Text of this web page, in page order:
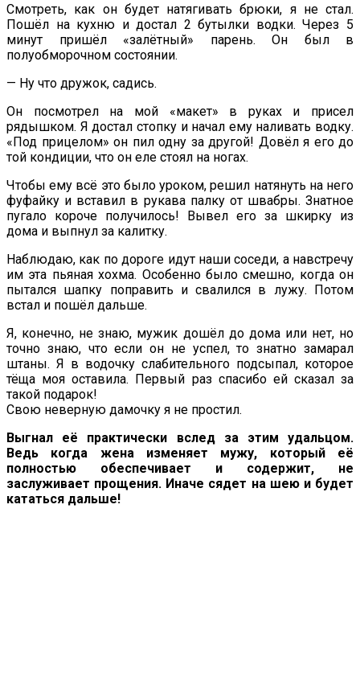
Смотреть, как он будет натягивать брюки, я не стал.
Пошёл на кухню и достал 2 бутылки водки. Через 5
минут пришёл «залётный» парень. Он был в
полуобморочном состоянии.
— Ну что дружок, садись.
Он посмотрел на мой «макет» в руках и присел
рядышком. Я достал стопку и начал ему наливать водку.
«Под прицелом» он пил одну за другой! Довёл я его до
той кондиции, что он еле стоял на ногах.
Чтобы ему всё это было уроком, решил натянуть на него
фуфайку и вставил в рукава палку от швабры. Знатное
пугало короче получилось! Вывел его за шкирку из
дома и выпнул за калитку.
Наблюдаю, как по дороге идут наши соседи, а навстречу
им эта пьяная хохма. Особенно было смешно, когда он
пытался шапку поправить и свалился в лужу. Потом
встал и пошёл дальше.
Я, конечно, не знаю, мужик дошёл до дома или нет, но
точно знаю, что если он не успел, то знатно замарал
штаны. Я в водочку слабительного подсыпал, которое
тёща моя оставила. Первый раз спасибо ей сказал за
такой подарок!
Свою неверную дамочку я не простил.
Выгнал её практически вслед за этим удальцом.
Ведь когда жена изменяет мужу, который её
полностью обеспечивает и содержит, не
заслуживает прощения. Иначе сядет на шею и будет
кататься дальше!